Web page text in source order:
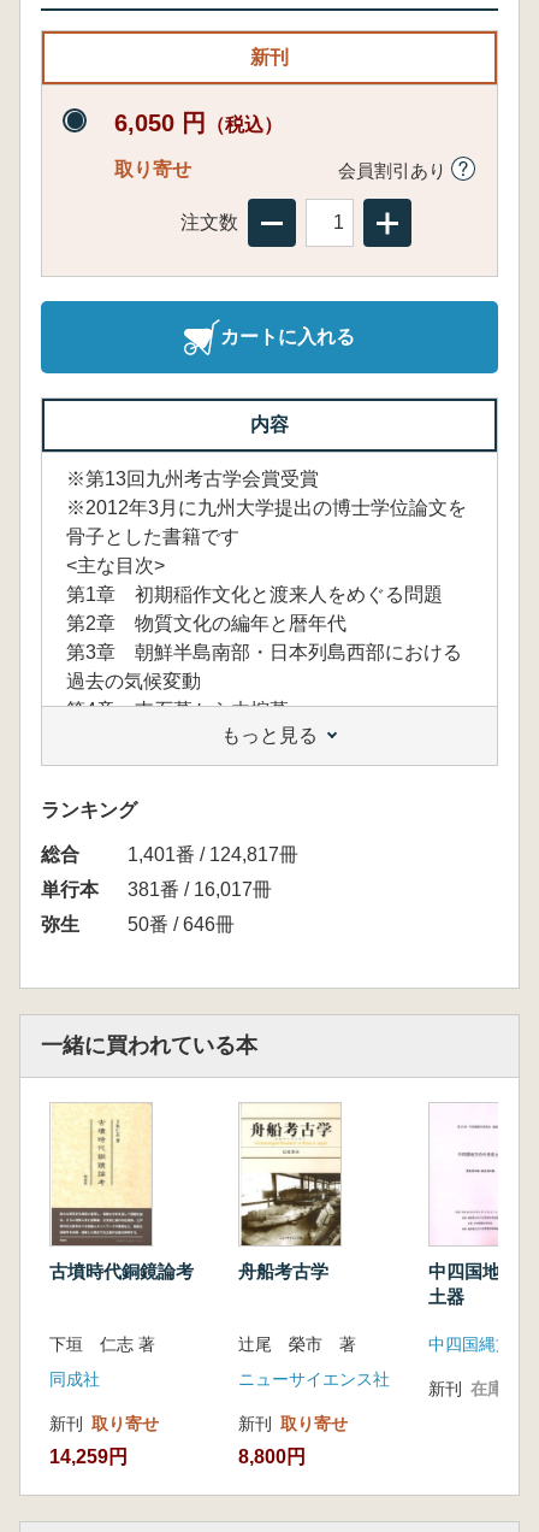
新刊
6,050 円 （税込）
取り寄せ 会員割引あり
注文数
カートに入れる
内容
※第13回九州考古学会賞受賞
※2012年3月に九州大学提出の博士学位論文を
骨子とした書籍です
<主な目次>
第1章 初期稲作文化と渡来人をめぐる問題
第2章 物質文化の編年と暦年代
第3章 朝鮮半島南部・日本列島西部における
過去の気候変動
第4章 支石墓から木棺墓へ
第5章 松菊里型住居と渡来集団の軌跡
第6章 丹塗磨研壺にみる地域間の文化的距離
第7章 石庖丁製作伝統の拡散と変容
第8章 水稲農耕開始前後の列島・半島間交流
とその背景
終章 初期稲作文化と渡来人はどこからなにゆ
えに来たのか
もっと見る
ランキング
総合
1,401番 / 124,817冊
単行本
381番 / 16,017冊
弥生
50番 / 646冊
一緒に買われている本
古墳時代銅鏡論考
下垣 仁志 著
同成社
新刊 取り寄せ
14,259円
舟船考古学
辻尾 榮市 著
ニューサイエンス社
新刊 取り寄せ
8,800円
中四国地方
土器
新刊 在庫なし